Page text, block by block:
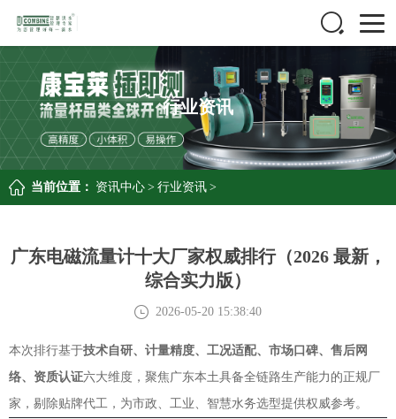
行业资讯
当前位置： 资讯中心 > 行业资讯 >
广东电磁流量计十大厂家权威排行（2026 最新，
综合实力版）
2026-05-20 15:38:40
本次排行基于技术自研、计量精度、工况适配、市场口碑、售后网
络、资质认证六大维度，聚焦广东本土具备全链路生产能力的正规厂
家，剔除贴牌代工，为市政、工业、智慧水务选型提供权威参考。